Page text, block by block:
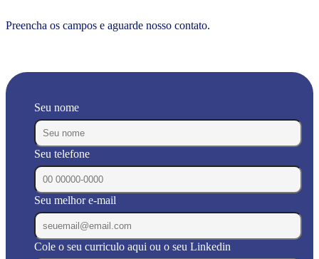
Preencha os campos e aguarde nosso contato.
Seu nome
Seu telefone
Seu melhor e-mail
Cole o seu curriculo aqui ou o seu Linkedin